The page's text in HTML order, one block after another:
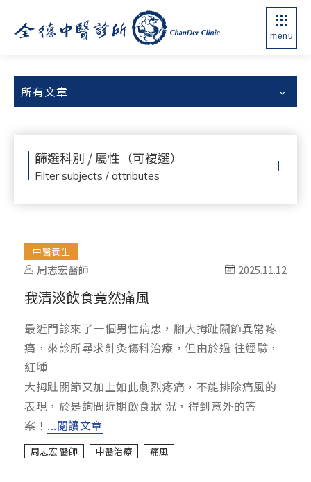
menu
所有文章
篩選科別 / 屬性（可複選）
Filter subjects / attributes
中醫養生
周志宏醫師 2025.11.12
我清淡飲食竟然痛風
最近門診來了一個男性病患，腳大拇趾關節異常疼
痛，來診所尋求針灸傷科治療，但由於過 往經驗，
紅腫
大拇趾關節又加上如此劇烈疼痛，不能排除痛風的
表現，於是詢問近期飲食狀 況，得到意外的答
案！ ...閱讀文章
周志宏 醫師 中醫治療 痛風